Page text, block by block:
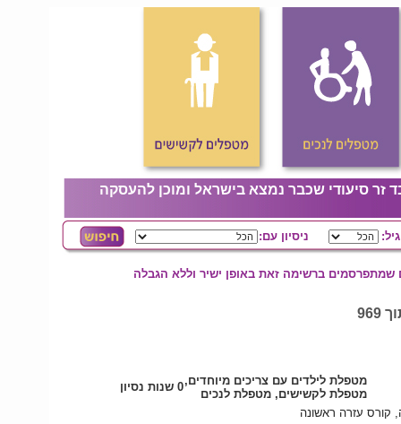
זר סיעודי שכבר נמצא בישראל ומוכן להעסקה
גיל: ניסיון עם:
שמתפרסמים ברשימה זאת באופן ישיר וללא הגבלה
מטפלת לילדים עם צריכים מיוחדים,
מטפלת לקשישים, מטפלת לנכים
0 שנות נסיון
קורס עזרה ראשונה